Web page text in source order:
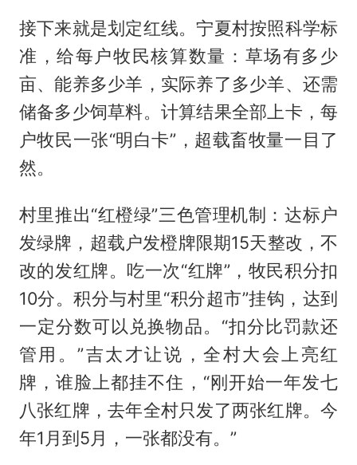
接下来就是划定红线。宁夏村按照科学标
准，给每户牧民核算数量：草场有多少
亩、能养多少羊，实际养了多少羊、还需
储备多少饲草料。计算结果全部上卡，每
户牧民一张“明白卡”，超载畜牧量一目了
然。
村里推出“红橙绿”三色管理机制：达标户
发绿牌，超载户发橙牌限期15天整改，不
改的发红牌。吃一次“红牌”，牧民积分扣
10分。积分与村里“积分超市”挂钩，达到
一定分数可以兑换物品。“扣分比罚款还
管用。”吉太才让说，全村大会上亮红
牌，谁脸上都挂不住，“刚开始一年发七
八张红牌，去年全村只发了两张红牌。今
年1月到5月，一张都没有。”